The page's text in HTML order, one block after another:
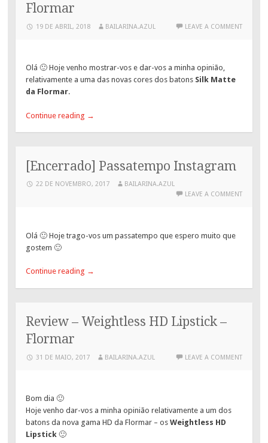
Flormar
19 DE ABRIL, 2018 BAILARINA.AZUL LEAVE A COMMENT
Olá 🙂 Hoje venho mostrar-vos e dar-vos a minha opinião,
relativamente a uma das novas cores dos batons Silk Matte
da Flormar.
Continue reading →
[Encerrado] Passatempo Instagram
22 DE NOVEMBRO, 2017
BAILARINA.AZUL
LEAVE A COMMENT
Olá 🙂 Hoje trago-vos um passatempo que espero muito que
gostem 🙂
Continue reading →
Review – Weightless HD Lipstick –
Flormar
31 DE MAIO, 2017 BAILARINA.AZUL LEAVE A COMMENT
Bom dia 🙂
Hoje venho dar-vos a minha opinião relativamente a um dos
batons da nova gama HD da Flormar – osWeightless HD
Lipstick 🙂